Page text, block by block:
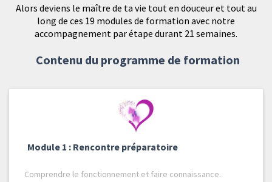
Alors deviens le maître de ta vie tout en douceur et tout au
long de ces 19 modules de formation avec notre
accompagnement par étape durant 21 semaines.
Contenu du programme de formation
Module 1 : Rencontre préparatoire
Comprendre le fonctionnement et faire connaissance.